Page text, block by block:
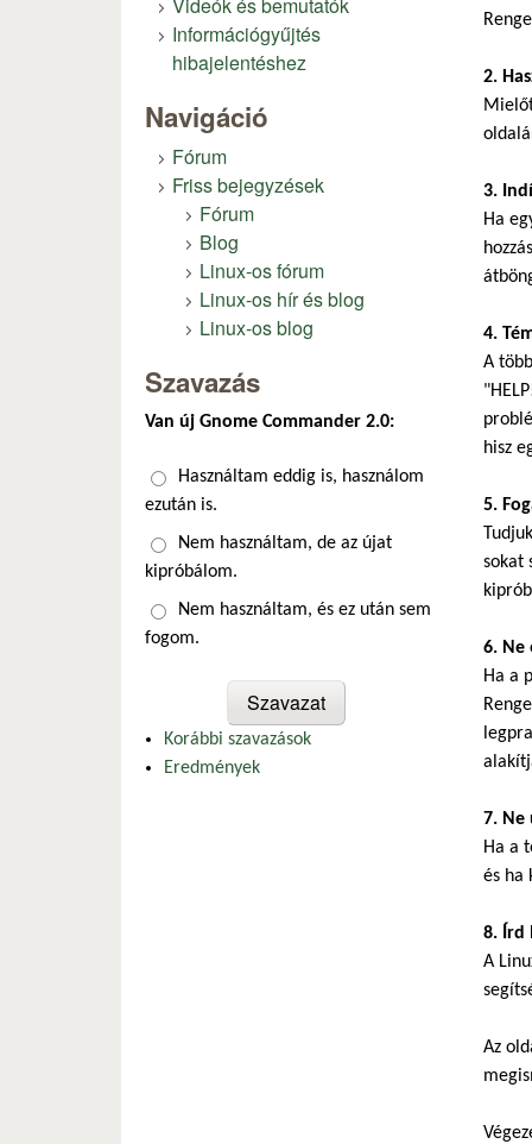
2.
3.
Ha
4.
A
hisz
5.
sokat
6. Ne
Ha a
7. Ne
Ha a
és ha
8. Írd
A
Az
Információgyűjtés
hibajelentéshez
Navigáció
Fórum
Friss bejegyzések
Fórum
Blog
Linux-os fórum
Linux-os hír és blog
Linux-os blog
Szavazás
Van új Gnome Commander 2.0:
Választások
Használtam eddig is, használom
ezután is.
Nem használtam, de az újat
kipróbálom.
Nem használtam, és ez után sem
fogom.
Korábbi szavazások
Eredmények